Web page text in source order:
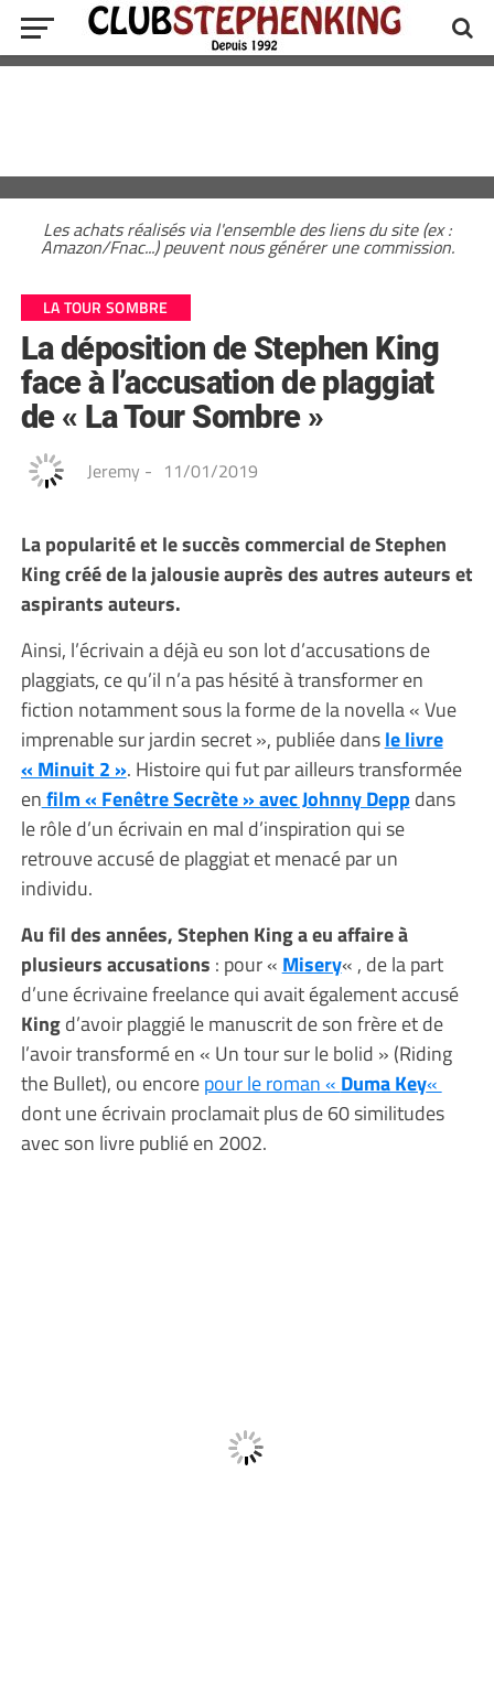
Les achats réalisés via l'ensemble des liens du site (ex :
Amazon/Fnac...) peuvent nous générer une commission.
LA TOUR SOMBRE
La déposition de Stephen King
face à l’accusation de plaggiat
de « La Tour Sombre »
Jeremy - 11/01/2019
La popularité et le succès commercial de Stephen
King créé de la jalousie auprès des autres auteurs et
aspirants auteurs.
Ainsi, l’écrivain a déjà eu son lot d’accusations de
plaggiats, ce qu’il n’a pas hésité à transformer en
fiction notamment sous la forme de la novella « Vue
imprenable sur jardin secret », publiée dansle livre
« Minuit 2 ». Histoire qui fut par ailleurs transformée
enfilm « Fenêtre Secrète » avec Johnny Deppdans
le rôle d’un écrivain en mal d’inspiration qui se
retrouve accusé de plaggiat et menacé par un
individu.
Au fil des années, Stephen King a eu affaire à
plusieurs accusations : pour « Misery« , de la part
d’une écrivaine freelance qui avait également accusé
Kingd’avoir plaggié le manuscrit de son frère et de
l’avoir transformé en « Un tour sur le bolid » (Riding
the Bullet), ou encorepour le roman « Duma Key«
dont une écrivain proclamait plus de 60 similitudes
avec son livre publié en 2002.